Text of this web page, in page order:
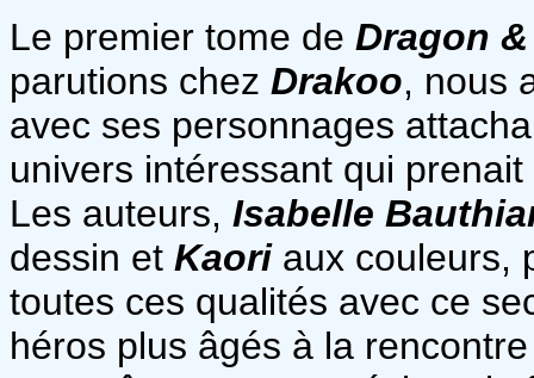
Le premier tome de Dragon
parutions chez Drakoo, nous
avec ses personnages
univers intéressant qui
Les auteurs, Isabelle
dessin et Kaoriaux couleurs,
toutes ces qualités avec ce
héros plus âgés à la